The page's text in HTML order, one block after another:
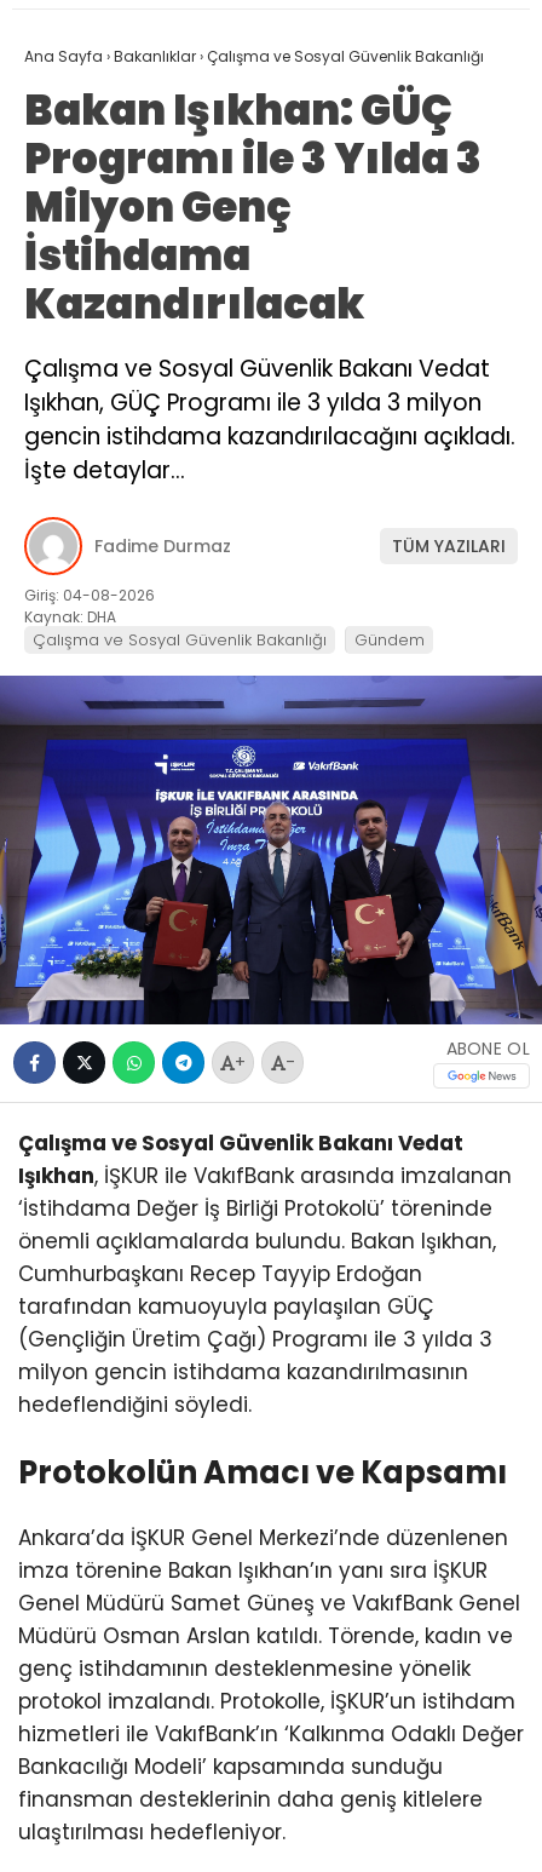
Ana Sayfa ›Bakanlıklar›Çalışma ve Sosyal Güvenlik Bakanlığı
Bakan Işıkhan: GÜÇ
Programı ile 3 Yılda 3
Milyon Genç
İstihdama
Kazandırılacak
Çalışma ve Sosyal Güvenlik Bakanı Vedat
Işıkhan, GÜÇ Programı ile 3 yılda 3 milyon
gencin istihdama kazandırılacağını açıkladı.
İşte detaylar…
Fadime Durmaz TÜM YAZILARI
Giriş: 04-08-2026
Kaynak: DHA
Çalışma ve Sosyal Güvenlik Bakanlığı Gündem
+ -
ABONE OL
Çalışma ve Sosyal Güvenlik Bakanı Vedat
Işıkhan, İŞKUR ile VakıfBank arasında imzalanan
‘İstihdama Değer İş Birliği Protokolü’ töreninde
önemli açıklamalarda bulundu. Bakan Işıkhan,
Cumhurbaşkanı Recep Tayyip Erdoğan
tarafından kamuoyuyla paylaşılan GÜÇ
(Gençliğin Üretim Çağı) Programı ile 3 yılda 3
milyon gencin istihdama kazandırılmasının
hedeflendiğini söyledi.
Protokolün Amacı ve Kapsamı
Ankara’da İŞKUR Genel Merkezi’nde düzenlenen
imza törenine Bakan Işıkhan’ın yanı sıra İŞKUR
Genel Müdürü Samet Güneş ve VakıfBank Genel
Müdürü Osman Arslan katıldı. Törende, kadın ve
genç istihdamının desteklenmesine yönelik
protokol imzalandı. Protokolle, İŞKUR’un istihdam
hizmetleri ile VakıfBank’ın ‘Kalkınma Odaklı Değer
Bankacılığı Modeli’ kapsamında sunduğu
finansman desteklerinin daha geniş kitlelere
ulaştırılması hedefleniyor.